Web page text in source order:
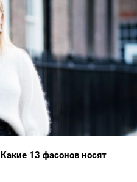
13 фасонов носят